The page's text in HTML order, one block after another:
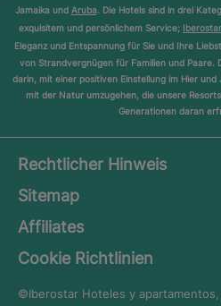
Jamaika und Aruba. Die Hotels sind in drei
exquisitem und persönlichem Service;
Eleganz und Entspannung für Sie und Ihre
von Strandvergnügen für Familien und Paare.
darin, mit einer positiven Einstellung im Hier
mit der Natur umzugehen, die unsere
Generationen daran
Rechtlicher Hinweis
Sitemap
Affiliates
Cookie Richtlinien
©Iberostar Hoteles y apartamentos,